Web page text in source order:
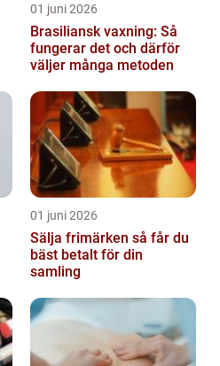
01 juni 2026
Brasiliansk vaxning: Så
fungerar det och därför
väljer många metoden
01 juni 2026
Sälja frimärken så får du
bäst betalt för din
samling